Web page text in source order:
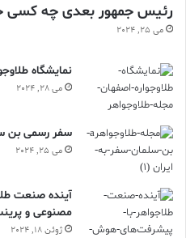
رئیس جمهور بعدی چه کسی
می 25, 2024
نمایشگاه
می 28, 2024
سفر رسمی بن
می 25, 2024
آینده صنعت
مصنوعی و
ژوئن 18, 2024